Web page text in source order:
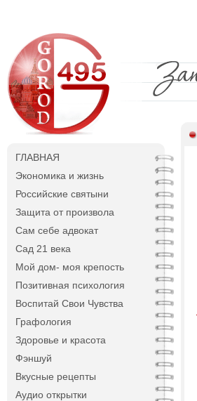
ГЛАВНАЯ
Экономика и жизнь
Российские святыни
Защита от произвола
Сам себе адвокат
Сад 21 века
Мой дом- моя крепость
Позитивная психология
Воспитай Свои Чувства
Графология
Здоровье и красота
Фэншуй
Вкусные рецепты
Аудио открытки